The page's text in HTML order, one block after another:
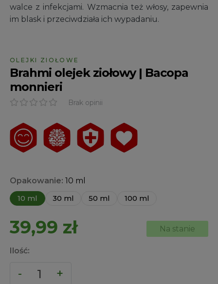
walce z infekcjami. Wzmacnia też włosy, zapewnia
im blask i przeciwdziała ich wypadaniu.
OLEJKI ZIOŁOWE
Brahmi olejek ziołowy | Bacopa
monnieri
Brak opinii
Opakowanie: 10 ml
10 ml
30 ml 50 ml 100 ml
39,99 zł Na stanie
Ilość: